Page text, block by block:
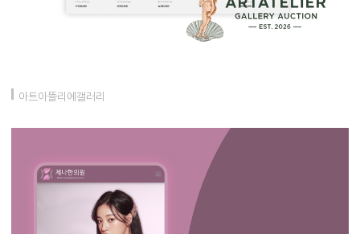
아트아뜰리에갤러리